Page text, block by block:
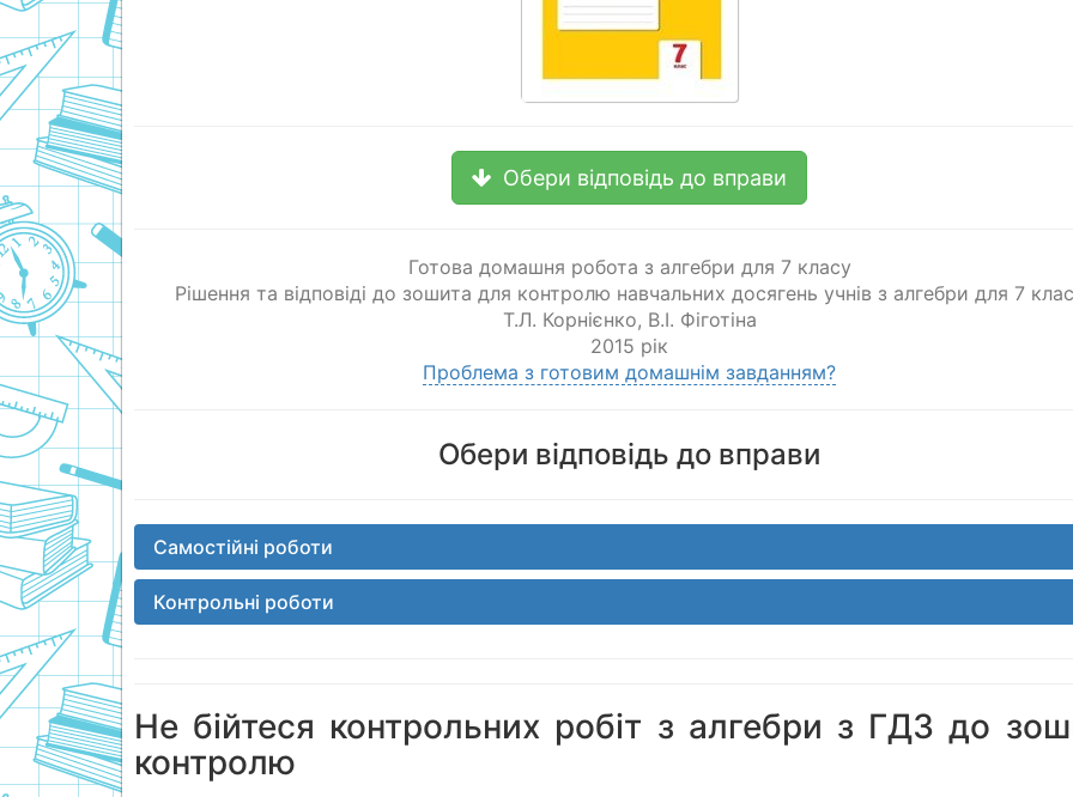
Обери відповідь до вправи
Готова домашня робота з алгебри для 7 класу
Рішення та відповіді до зошита для контролю навчальних досягень учнів з алгебри для 7
Т.Л. Корнієнко, В.І. Фіготіна
2015 рік
Проблема з готовим домашнім завданням?
Обери відповідь до вправи
Самостійні роботи
Контрольні роботи
Не бійтеся контрольних робіт з алгебри з ГДЗ до
контролю